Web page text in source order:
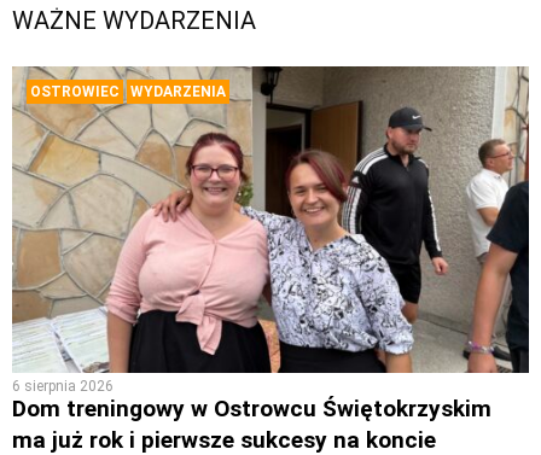
WAŻNE WYDARZENIA
OSTROWIEC WYDARZENIA
6 sierpnia 2026
Dom treningowy w Ostrowcu Świętokrzyskim
ma już rok i pierwsze sukcesy na koncie